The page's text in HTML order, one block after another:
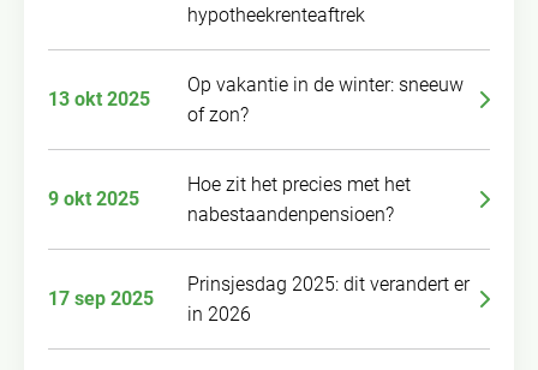
hypotheekrenteaftrek
13 okt 2025
Op vakantie in de winter: sneeuw
of zon?
9 okt 2025
Hoe zit het precies met het
nabestaandenpensioen?
17 sep 2025
Prinsjesdag 2025: dit verandert er
in 2026